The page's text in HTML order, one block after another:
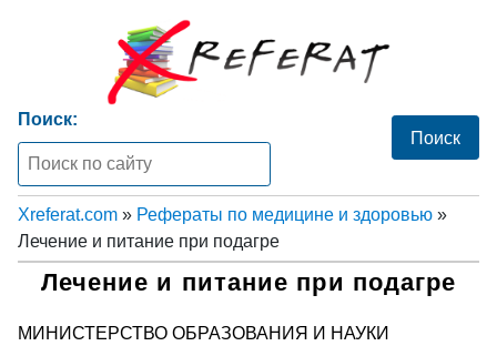
Поиск:
Xreferat.com » Рефераты по медицине и здоровью »
Лечение и питание при подагре
Лечение и питание при подагре
МИНИСТЕРСТВО ОБРАЗОВАНИЯ И НАУКИ